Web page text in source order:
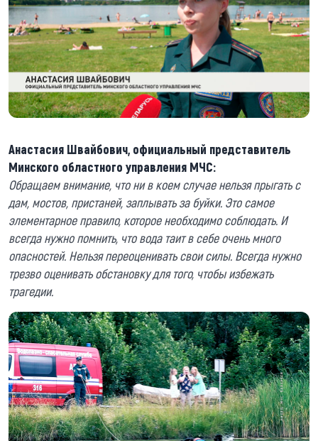
Анастасия Швайбович, официальный представитель
Минского областного управления МЧС:
Обращаем внимание, что ни в коем случае нельзя прыгать с
дам, мостов, пристаней, заплывать за буйки. Это самое
элементарное правило, которое необходимо соблюдать. И
всегда нужно помнить, что вода таит в себе очень много
опасностей. Нельзя переоценивать свои силы. Всегда нужно
трезво оценивать обстановку для того, чтобы избежать
трагедии.